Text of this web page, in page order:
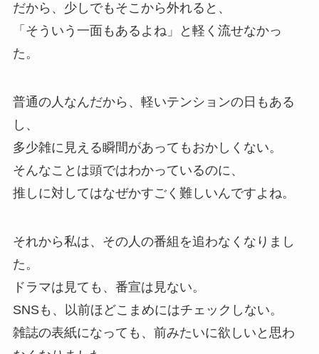
だから、少しでもそこから外れると、
「そういう一面もあるよね」と軽く流せなかっ
た。
普通の人なんだから、軽いテンションの日もある
し、
多少雑に見える瞬間があってもおかしくない。
そんなことは頭ではわかっているのに、
推しに対してはなぜかすごく難しいんですよね。
それから私は、その人の番組を追わなくなりまし
た。
ドラマは見ても、番宣は見ない。
SNSも、以前ほどこまめにはチェックしない。
雑誌の表紙になっても、前みたいに欲しいと思わ